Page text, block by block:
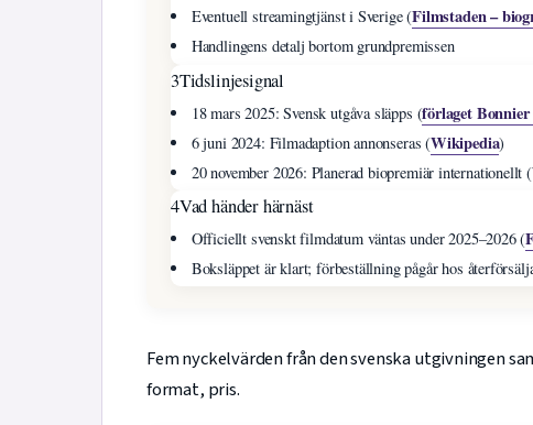
Eventuell streamingtjänst i Sverige (Filmstaden –
Handlingens detalj bortom grundpremissen
3Tidslinjesignal
18 mars 2025: Svensk utgåva släpps (förlaget Bonnier
6 juni 2024: Filmadaption annonseras (Wikipedia)
20 november 2026: Planerad biopremiär internationellt
4Vad händer härnäst
Officiellt svenskt filmdatum väntas under 2025–2026 (
Boksläppet är klart; förbeställning pågår hos
Fem nyckelvärden från den svenska utgivningen
format, pris.